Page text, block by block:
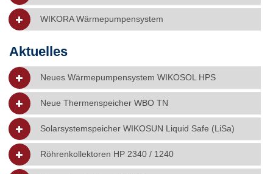
WIKORA Wärmepumpensystem
Aktuelles
Neues Wärmepumpensystem WIKOSOL HPS
Neue Thermenspeicher WBO TN
Solarsystemspeicher WIKOSUN Liquid Safe (LiSa)
Röhrenkollektoren HP 2340 / 1240